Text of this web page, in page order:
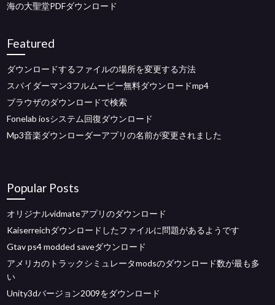
海の大聖堂PDFダウンロード
Featured
ダウンロードするファイルの場所を変更する方法
スパイダーマン3フルムービー無料ダウンロードmp4
ブラウザのダウンロードで検索
Fonelab iosシステム回復ダウンロード
Mp3音楽ダウンローダーアプリの名前が変更されました
Popular Posts
オリジナルvidmateアプリのダウンロード
Kaiserreichダウンロードしたファイルに問題があるようです
Gtav ps4 modded saveダウンロード
アメリカのトラックシミュレータmodsのダウンロード数が最も多
い
Unity3dバージョン2009をダウンロード